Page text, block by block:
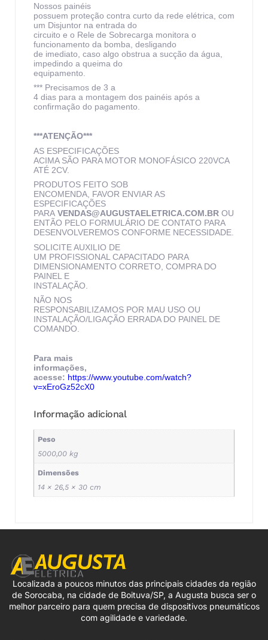
Nossos painéis
possuem proteção contra curto da rede elétrica, com
um Disjuntor na entrada do
circuito e o Rele de Sobrecarga monitora o
funcionamento da bomba, desligando
de imediato, caso algo obstrua a sucção da água,
impedindo a queima do
equipamento.
*** Precisamos de 3 a
4 dias para a montagem dos painéis após a
confirmação do pagamento.
***ATENÇÃO***
AS ESPECIFICAÇÕES
ACIMA SÃO PARA MOTOR MONOFÁSICO 220VCA
ATÉ 2CV.
PRODUTOS FEITO SOB
ENCOMENDA, FAVOR ENVIAR AS
ESPECIFICAÇÕES
PARA VENDAS@AUGUSTAELETRICA.COM.BR OU
ENTÃO PELO FORMULÁRIO DE CONTATO PARA
DESENVOLVEREMOS CONFORME NECESSIDADE.
SOLICITE AUXILIO DE
UM PROFISSIONAL CAPACITADO PARA
DIMENSIONAMENTO CORRETO, COMPRA DO
PAINEL E
INSTALAÇÃO.
NÃO NOS
RESPONSABILIZAMOS POR MAU USO OU
INSTALAÇÃO/LIGAÇÃO ERRADA DO PAINEL DE
COMANDO.
Para mais
informações,
acesse: https://www.youtube.com/watch?
v=xEroGz52cX0
Informação adicional
Peso
5000,00 kg
Dimensões
14 × 26,5 × 30 cm
Localizada a poucos minutos das principais cidades da região
de Sorocaba, na cidade de Boituva/SP, a Augusta busca ser o
melhor parceiro para quem precisa de dispositivos pneumáticos
com agilidade e variedade.